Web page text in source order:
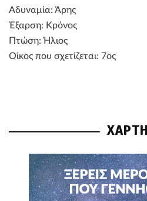
Αδυναμία: Άρης
Έξαρση: Κρόνος
Πτώση: Ήλιος
Οίκος που σχετίζεται: 7ος